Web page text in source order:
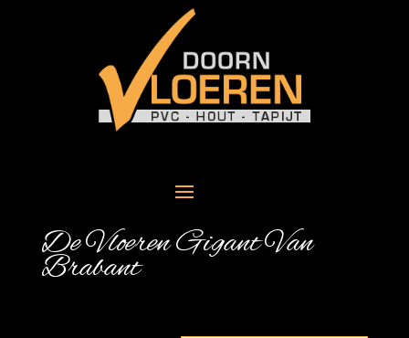
De Vloeren Gigant Van
Brabant